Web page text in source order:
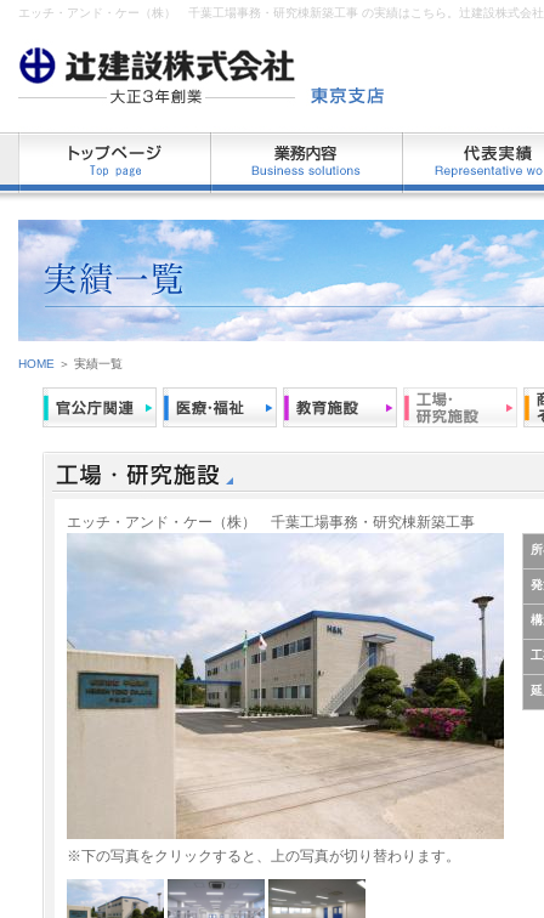
エッチ・アンド・ケー（株） 千葉工場事務・研究棟新築工事 の実績はこちら。辻建設株式会
HOME ＞ 実績一覧
エッチ・アンド・ケー（株） 千葉工場事務・研究棟新築工事
※下の写真をクリックすると、上の写真が切り替わります。